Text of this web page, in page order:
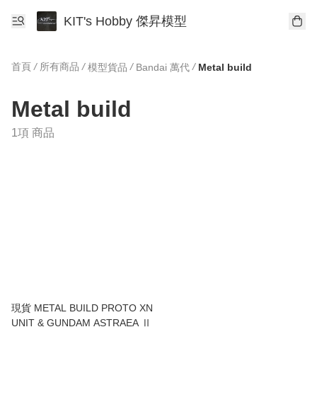
KIT's Hobby 傑昇模型
首頁 / 所有商品 / 模型貨品 / Bandai 萬代 / Metal build
Metal build
1項 商品
現貨 METAL BUILD PROTO XN
UNIT & GUNDAM ASTRAEA Ⅱ